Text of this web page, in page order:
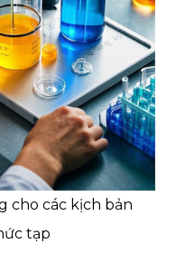
cho các kịch bản
tạp